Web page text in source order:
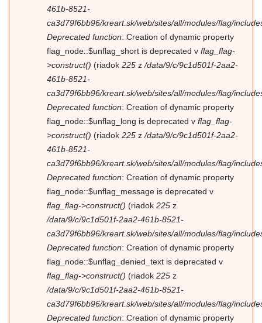
461b-8521-
ca3d79f6bb96/kreart.sk/web/sites/all/modules/flag/
Deprecated function: Creation of dynamic property
flag_node::$unflag_short is deprecated v flag_flag-
>construct() (riadok 225 z /data/9/c/9c1d501f-2aa2-
461b-8521-
ca3d79f6bb96/kreart.sk/web/sites/all/modules/flag/
Deprecated function: Creation of dynamic property
flag_node::$unflag_long is deprecated v flag_flag-
>construct() (riadok 225 z /data/9/c/9c1d501f-2aa2-
461b-8521-
ca3d79f6bb96/kreart.sk/web/sites/all/modules/flag/
Deprecated function: Creation of dynamic property
flag_node::$unflag_message is deprecated v
flag_flag->construct() (riadok 225 z
/data/9/c/9c1d501f-2aa2-461b-8521-
ca3d79f6bb96/kreart.sk/web/sites/all/modules/flag/
Deprecated function: Creation of dynamic property
flag_node::$unflag_denied_text is deprecated v
flag_flag->construct() (riadok 225 z
/data/9/c/9c1d501f-2aa2-461b-8521-
ca3d79f6bb96/kreart.sk/web/sites/all/modules/flag/
Deprecated function: Creation of dynamic property